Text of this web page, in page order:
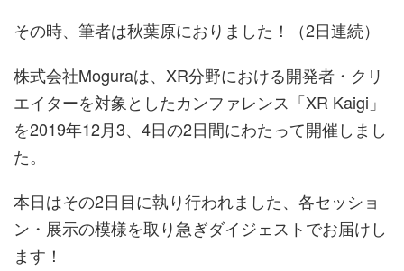
その時、筆者は秋葉原におりました！（2日連続）
株式会社Moguraは、XR分野における開発者・クリ
エイターを対象としたカンファレンス「XR Kaigi」
を2019年12月3、4日の2日間にわたって開催しまし
た。
本日はその2日目に執り行われました、各セッショ
ン・展示の模様を取り急ぎダイジェストでお届けし
ます！